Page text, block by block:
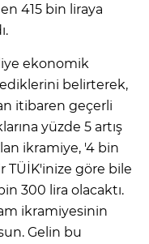
415 bin liraya
ekonomik
belirterek,
itibaren geçerli
yüzde 5 artış
ikramiye, '4 bin
TÜİK'inize göre bile
300 lira olacaktı.
ikramiyesinin
Gelin bu